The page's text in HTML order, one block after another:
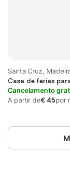
Santa Cruz,
Casa de férias
Cancelamento
A partir de€ 45por